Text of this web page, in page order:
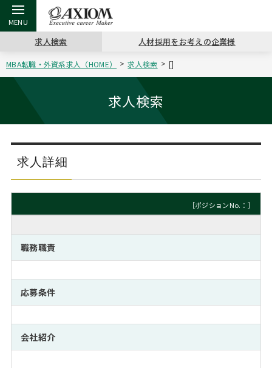
戻る
アクシアムの特長
コンサ
サービス案内 キャリ
コンサルタントの紹介
戻る
キャリア支援 TOP
キャリアデザイン講座
（最新求人市場動向）
MBAの
おわり
ステージ別アドバイス
MBA留学生数の推移
日本か
インターン受入企業一覧
MBAを生かす求人特集
年齢と年収の相関図
戻る
転職ツール TOP
英文レジュメの書き方 パワー
職務経歴書の書き方
よくある面接Q&A集
外資系／面接攻略のコツ
戻る
転職コラム TOP
“展”職相談室
転職市場の明日をよめ
転職成功への4つの鍵
キャリアに効く一冊
注目企業インタビュー
戻る
イベント・セミナー TOP
ジョブフェア
キャリアデザインセミナー
キャリアフォーラム
プロ経営者の特別セミナー
Career Talk Live
MBA NETWORKING
戻る
会社概要 TOP
沿革
主なクライアント
採用情報
パブリシティ
ニュースリリース
求人検索 人材採用をお考えの企業様
MBA転職・外資系求人（HOME） 求人検索 []
求人検索
求人詳細
［ポジションNo.：］
職務職責
応募条件
会社紹介